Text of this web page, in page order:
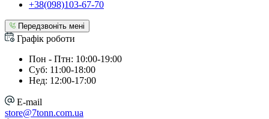
+38(098)103-67-70
Передзвоніть мені
Графік роботи
Пон - Птн: 10:00-19:00
Суб: 11:00-18:00
Нед: 12:00-17:00
E-mail
store@7tonn.com.ua